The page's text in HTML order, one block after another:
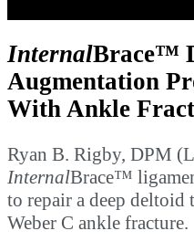
InternalBrace™
Augmentation
With Ankle
Ryan B. Rigby, DPM
InternalBrace™
to repair a deep deltoid
Weber C ankle fracture.